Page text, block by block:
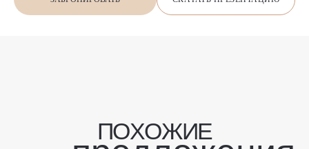
ПОХОЖИЕ
предложения